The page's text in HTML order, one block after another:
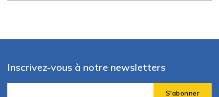
Inscrivez-vous à notre newsletters